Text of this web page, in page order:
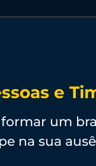
e
um
na sua